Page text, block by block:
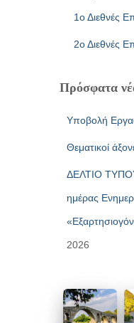
1ο Διεθνές
2ο Διεθνές
Πρόσφατα
Υποβολή
Θεματικοί
ΔΕΛΤΙΟ
ημέρας
2026